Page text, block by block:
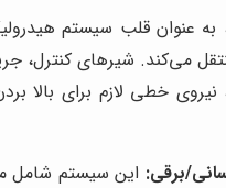
عنوان قلب سیستم
می‌کند. شیرهای کنترل،
نیروی خطی لازم برای بالا
برقی: